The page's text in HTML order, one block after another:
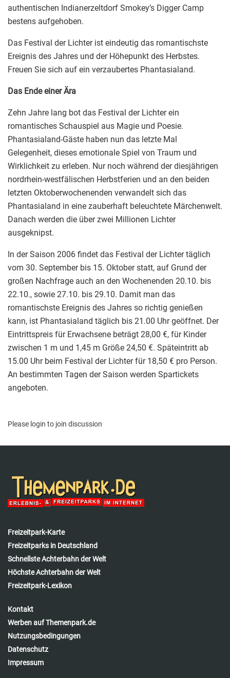
authentischen Indianerzeltdorf Smokey’s Digger Camp
bestens aufgehoben.
Das Festival der Lichter ist eindeutig das romantischste
Ereignis des Jahres und der Höhepunkt des Herbstes.
Freuen Sie sich auf ein verzaubertes Phantasialand.
Das Ende einer Ära
Zehn Jahre lang bot das Festival der Lichter ein
romantisches Schauspiel aus Magie und Poesie.
Phantasialand-Gäste haben nun das letzte Mal
Gelegenheit, dieses emotionale Spiel von Traum und
Wirklichkeit zu erleben. Nur noch während der diesjährigen
nordrhein-westfälischen Herbstferien und an den beiden
letzten Oktoberwochenenden verwandelt sich das
Phantasialand in eine zauberhaft beleuchtete Märchenwelt.
Danach werden die über zwei Millionen Lichter
ausgeknipst.
In der Saison 2006 findet das Festival der Lichter täglich
vom 30. September bis 15. Oktober statt, auf Grund der
großen Nachfrage auch an den Wochenenden 20.10. bis
22.10., sowie 27.10. bis 29.10. Damit man das
romantischste Ereignis des Jahres so richtig genießen
kann, ist Phantasialand täglich bis 21.00 Uhr geöffnet. Der
Eintrittspreis für Erwachsene beträgt 28,00 €, für Kinder
zwischen 1 m und 1,45 m Größe 24,50 €. Späteintritt ab
15.00 Uhr beim Festival der Lichter für 18,50 € pro Person.
An bestimmten Tagen der Saison werden Spartickets
angeboten.
Please login to join discussion
Freizeitpark-Karte
Freizeitparks in Deutschland
Schnellste Achterbahn der Welt
Höchste Achterbahn der Welt
Freizeitpark-Lexikon
Kontakt
Werben auf Themenpark.de
Nutzungsbedingungen
Datenschutz
Impressum